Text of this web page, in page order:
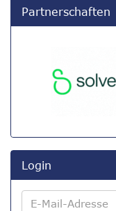
Partnerschaften
Login
E-